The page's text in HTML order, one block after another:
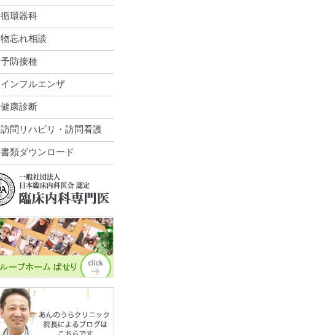
循環器科
物忘れ相談
予防接種
インフルエンザ
健康診断
訪問リハビリ・訪問看護
書類ダウンロード